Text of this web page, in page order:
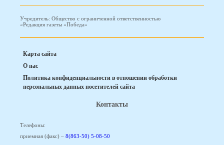
Учредитель: Общество с ограниченной ответственностью
«Редакция газеты «Победа»
Карта сайта
О нас
Политика конфиденциальности в отношении обработки
персональных данных посетителей сайта
Контакты
Телефоны:
приемная (факс) – 8(863-50) 5-08-50